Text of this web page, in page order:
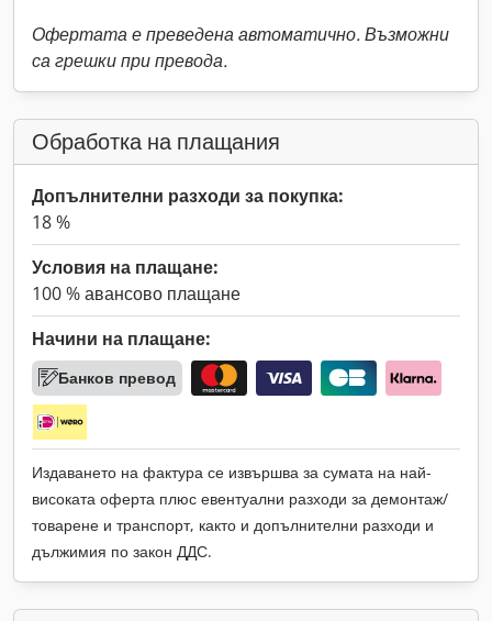
Офертата е преведена автоматично. Възможни
са грешки при превода.
Обработка на плащания
Допълнителни разходи за покупка:
18 %
Условия на плащане:
100 % авансово плащане
Начини на плащане:
Банков превод
Издаването на фактура се извършва за сумата на най-
високата оферта плюс евентуални разходи за демонтаж/
товарене и транспорт, както и допълнителни разходи и
дължимия по закон ДДС.